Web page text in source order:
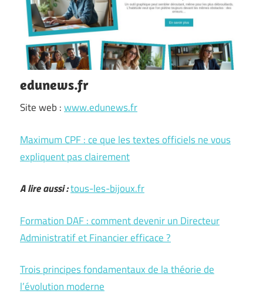
edunews.fr
Site web :www.edunews.fr
Maximum CPF : ce que les textes officiels ne vous
expliquent pas clairement
A lire aussi :tous-les-bijoux.fr
Formation DAF : comment devenir un Directeur
Administratif et Financier efficace ?
Trois principes fondamentaux de la théorie de
l’évolution moderne